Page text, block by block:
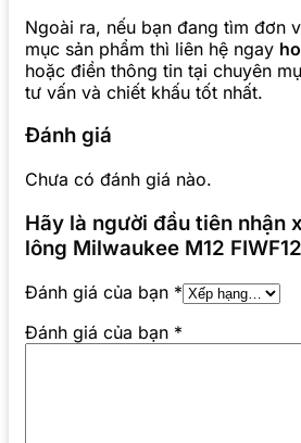
Ngoài ra, nếu bạn đang tìm đơn
mục sản phẩm thì liên hệ ngay
hoặc điền thông tin tại chuyên
tư vấn và chiết khấu tốt nhất.
Đánh giá
Chưa có đánh giá nào.
Hãy là người đầu tiên nhận
lông Milwaukee M12
Đánh giá của bạn *
Đánh giá của bạn *